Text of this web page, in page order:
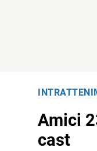
Amici
cast